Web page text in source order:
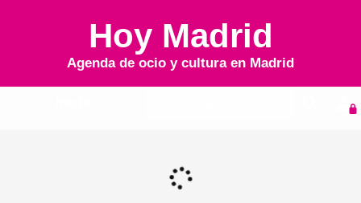
Hoy Madrid
Agenda de ocio y cultura en Madrid